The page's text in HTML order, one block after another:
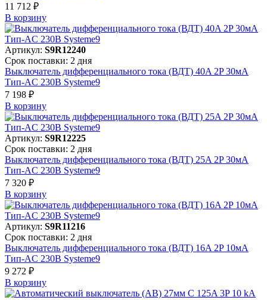
11 712 ₽
В корзинy
Артикул: S9R12240
Срок поставки: 2 дня
Выключатель дифференциального тока (ВДТ) 40A 2P 30мА
Тип-AC 230В Systeme9
7 198 ₽
В корзинy
Артикул: S9R12225
Срок поставки: 2 дня
Выключатель дифференциального тока (ВДТ) 25A 2P 30мА
Тип-AC 230В Systeme9
7 320 ₽
В корзинy
Артикул: S9R11216
Срок поставки: 2 дня
Выключатель дифференциального тока (ВДТ) 16A 2P 10мА
Тип-AC 230В Systeme9
9 272 ₽
В корзинy